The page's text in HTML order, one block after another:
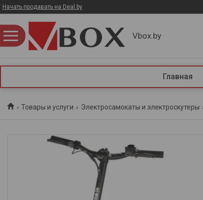
Начать продавать на Deal.by
Vbox.by
Главная
Товары и услуги Электросамокаты и электроскутеры